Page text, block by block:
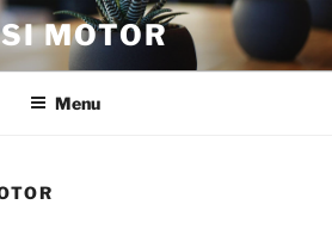
MOTOR
Menu